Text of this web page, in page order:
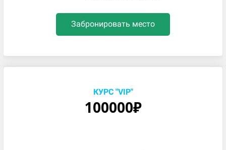
Забронировать место
КУРС "VIP"
100000₽